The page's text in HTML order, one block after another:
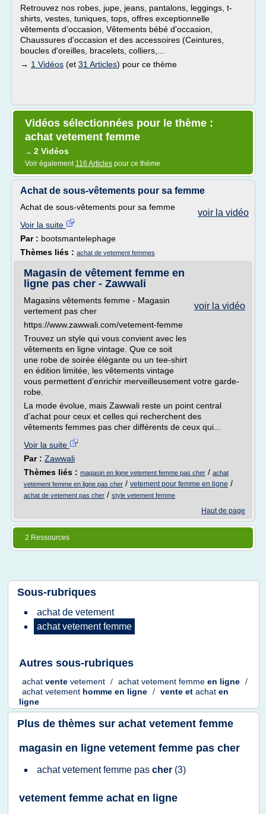
Retrouvez nos robes, jupe, jeans, pantalons, leggings, t-
shirts, vestes, tuniques, tops, offres exceptionnelle
vêtements d’occasion, Vêtements bébé d'occasion,
Chaussures d'occasion et des accessoires (Ceintures,
boucles d'oreilles, bracelets, colliers,...
→ 1 Vidéos (et 31 Articles) pour ce thème
Vidéos sélectionnées pour le thème :
achat vetement femme
→ 2 Vidéos
Voir également 116 Articles pour ce thème
Achat de sous-vêtements pour sa femme
voir la vidéo
Achat de sous-vêtements pour sa femme
Voir la suite
Par : bootsmantelephage
Thèmes liés : achat de vetement femmes
Magasin de vêtement femme en
ligne pas cher - Zawwali
voir la vidéo
Magasins vêtements femme - Magasin
vertement pas cher
https://www.zawwali.com/vetement-femme
Trouvez un style qui vous convient avec les
vêtements en ligne vintage. Que ce soit
une robe de soirée élégante ou un tee-shirt
en édition limitée, les vêtements vintage
vous permettent d’enrichir merveilleusement votre garde-
robe.
La mode évolue, mais Zawwali reste un point central
d’achat pour ceux et celles qui recherchent des
vêtements femmes pas cher différents de ceux qui...
Voir la suite
Par : Zawwali
Thèmes liés : magasin en ligne vetement femme pas cher / achat
vetement femme en ligne pas cher / vetement pour femme en ligne /
achat de vetement pas cher / style vetement femme
Haut de page
2 Ressources
Sous-rubriques
achatde vetement
achat vetement femme
Autres sous-rubriques
achat vente vetement / achat vetement femme en ligne /
achat vetement homme en ligne / vente et achat en
ligne
Plus de thèmes sur achat vetement femme
magasin en ligne vetement femme pas cher
achat vetement femme pas cher (3)
vetement femme achat en ligne